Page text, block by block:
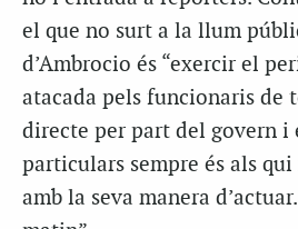
el que no surt a la llum
d’Ambrocio és “exercir el
atacada pels funcionaris de
directe per part del govern i
particulars sempre és als qui
amb la seva manera